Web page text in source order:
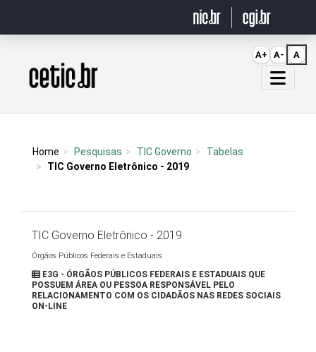
Página inicial
Home Pesquisas TIC Governo
Tabelas
TIC Governo Eletrônico - 2019
TIC Governo Eletrônico - 2019
Órgãos Públicos Federais e Estaduais
E3G - ÓRGÃOS PÚBLICOS FEDERAIS E ESTADUAIS QUE
POSSUEM ÁREA OU PESSOA RESPONSÁVEL PELO
RELACIONAMENTO COM OS CIDADÃOS NAS REDES SOCIAIS
ON-LINE
A+ A- A